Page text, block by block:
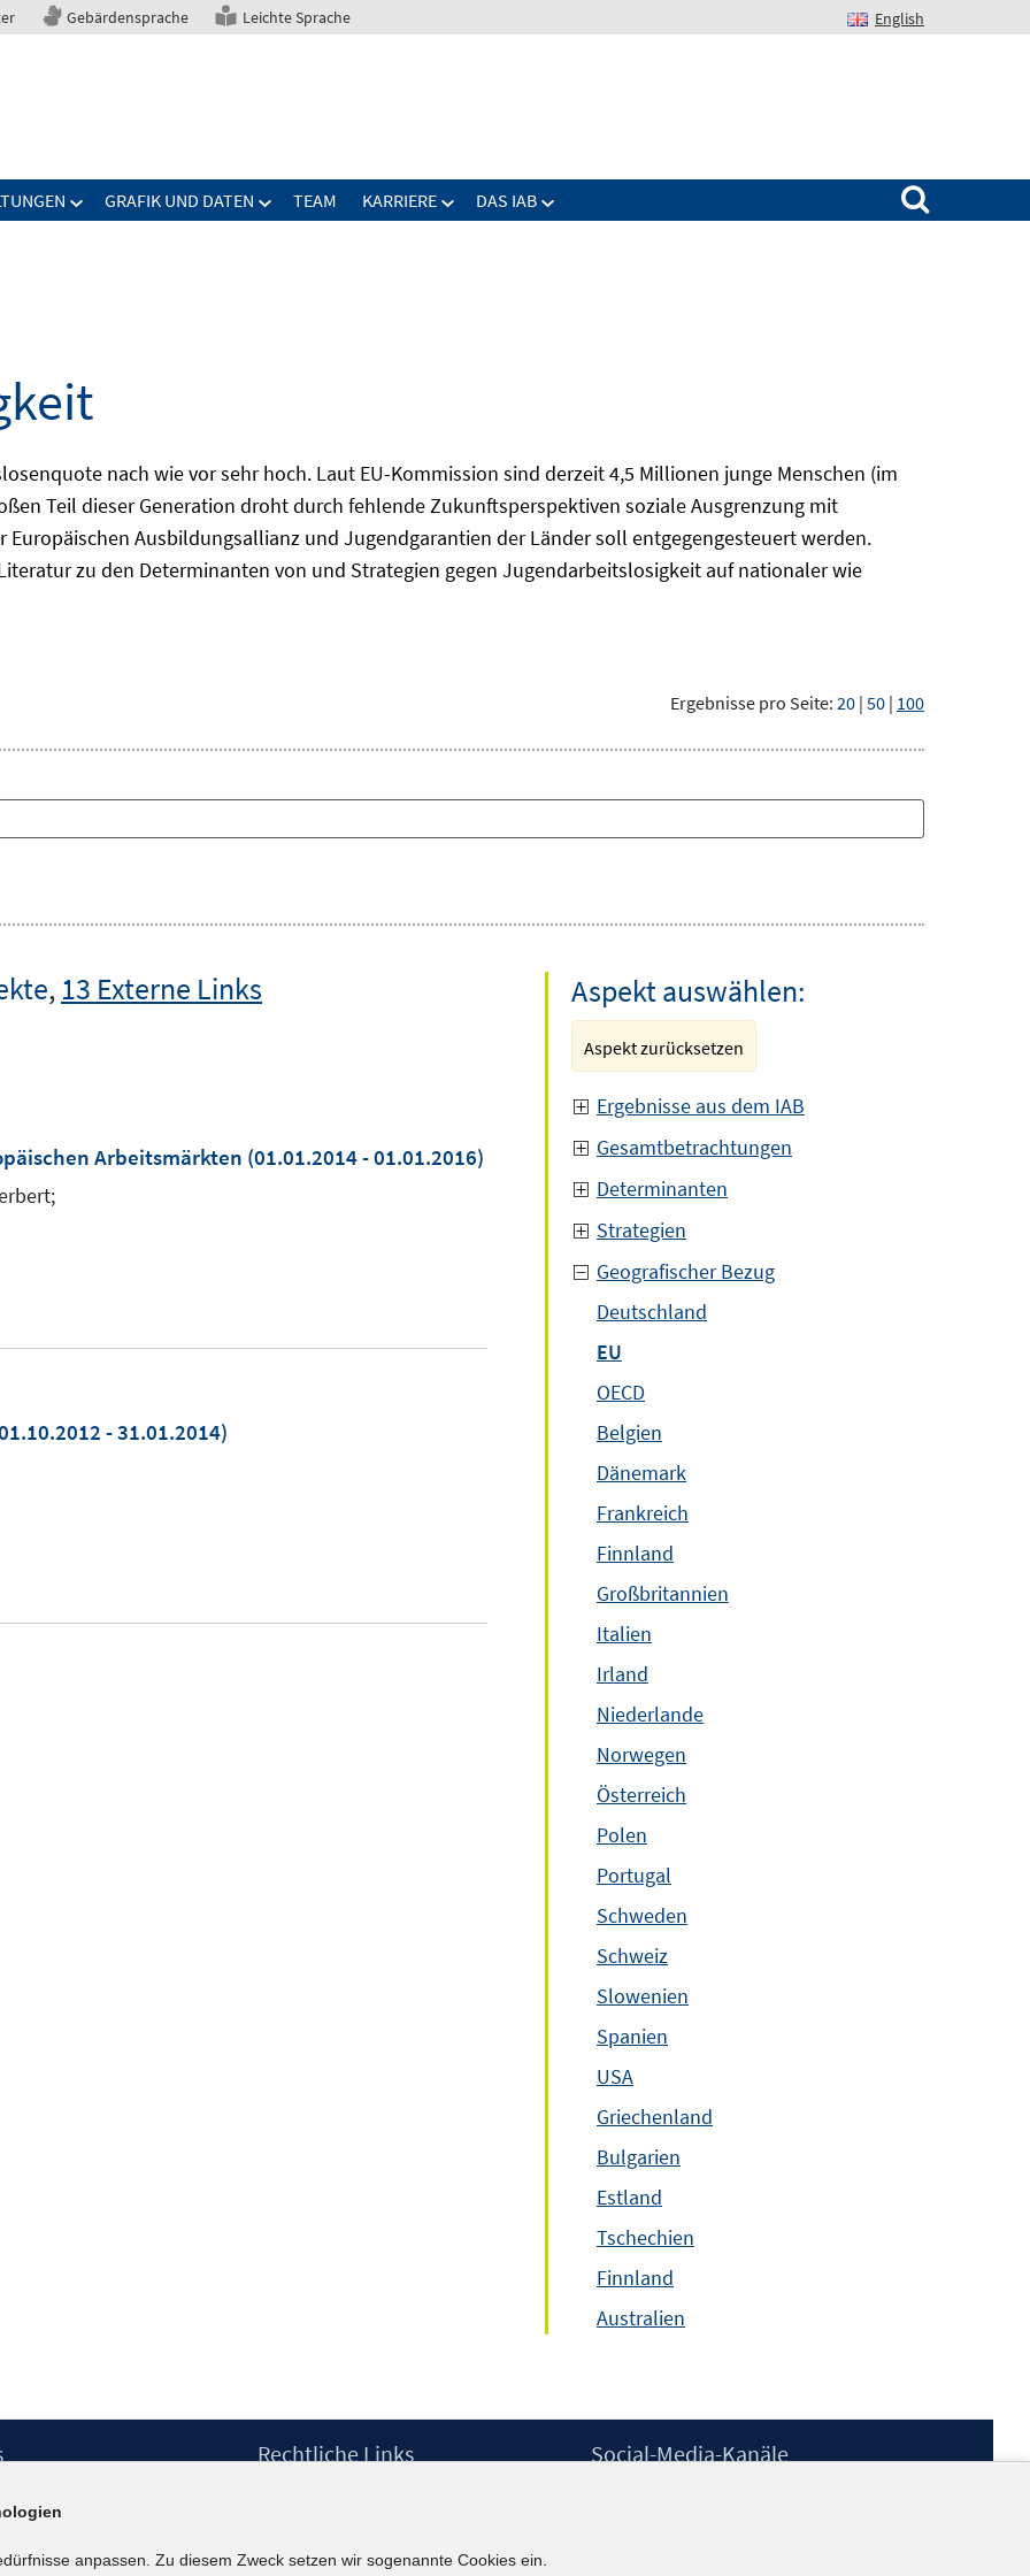
Gebärdensprache Leichte Sprache English
GRAFIK UND DATEN TEAM KARRIERE DAS IAB
Suchen nach:
nach wie vor sehr hoch. Laut EU-Kommission sind derzeit 4,5 Millionen junge Menschen (im
Teil dieser Generation droht durch fehlende Zukunftsperspektiven soziale Ausgrenzung mit
Ausbildungsallianz und Jugendgarantien der Länder soll entgegengesteuert werden.
zu den Determinanten von und Strategien gegen Jugendarbeitslosigkeit auf nationaler wie
Ergebnisse pro Seite: 20 | 50 | 100
, 13 Externe Links
Arbeitsmärkten (01.01.2014 - 01.01.2016)
- 31.01.2014)
Aspekt auswählen:
Aspekt zurücksetzen
Ergebnisse aus dem IAB
Gesamtbetrachtungen
Determinanten
Strategien
Geografischer Bezug
Deutschland
EU
OECD
Belgien
Dänemark
Frankreich
Finnland
Großbritannien
Italien
Irland
Niederlande
Norwegen
Österreich
Polen
Portugal
Schweden
Schweiz
Slowenien
Spanien
USA
Griechenland
Bulgarien
Estland
Tschechien
Finnland
Australien
Rechtliche Links
Erklärung zur Barrierefreiheit
Social-Media-Kanäle
anpassen. Zu diesem Zweck setzen wir sogenannte Cookies ein.